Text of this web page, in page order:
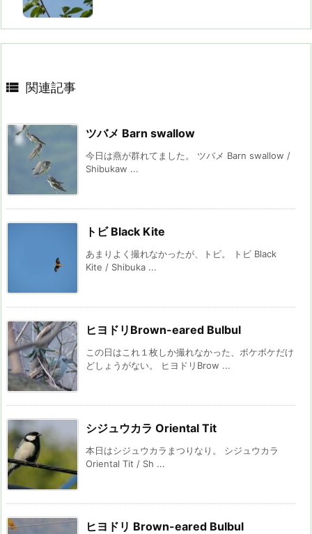
 関連記事
ツバメ Barn swallow
今日は燕が群れてました。 ツバメ Barn swallow /
Shibukaw ...
トビ Black Kite
あまりよく撮れなかったが、トビ。 トビ Black
Kite / Shibuka ...
ヒヨドリBrown-eared Bulbul
この日はこれ１枚しか撮れなかった、ボケボケだけ
どしょうがない。 ヒヨドリBrow ...
シジュウカラ Oriental Tit
本日はシジュウカラまつりなり。 シジュウカラ
Oriental Tit / Sh ...
ヒヨドリ Brown-eared Bulbul